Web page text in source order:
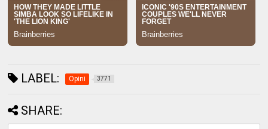
LABEL: Opini 3771
SHARE: